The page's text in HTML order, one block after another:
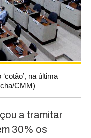
na última
CMM)
a tramitar
30% os